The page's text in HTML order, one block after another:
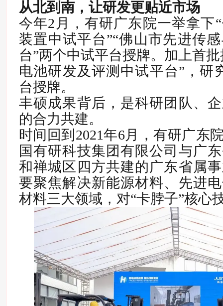
从北到南，让研发更贴近市场
今年2月，有研广东院一举拿下
装置中试平台”“佛山市先进传
台”两个中试平台授牌。加上首
电池研发及评测中试平台”，研
台授牌。
丰硕成果背后，是科研团队、
的合力共建。
时间回到2021年6月，有研广东
国有研科技集团有限公司与广
和禅城区四方共建的广东省属
要聚焦解决新能源材料、先进
材料三大领域，对“卡脖子”核心